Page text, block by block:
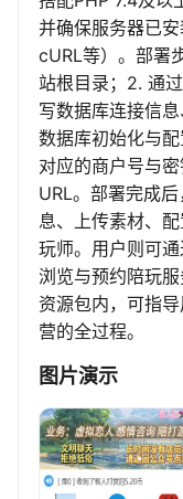
并确保服务器已
cURL等）。部署
站根目录；2. 通
写数据库连接信
数据库初始化与
对应的商户号与
URL。部署完成
息、上传素材、
玩师。用户则可
浏览与预约陪玩
资源包内，可指
营的全过程。
图片演示